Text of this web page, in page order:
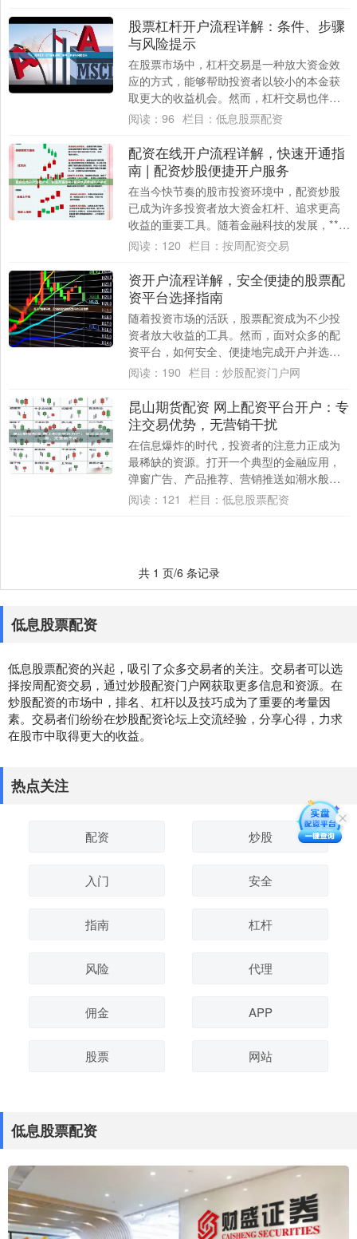
股票杠杆开户流程详解：条件、步骤
与风险提示
在股票市场中，杠杆交易是一种放大资金效
应的方式，能够帮助投资者以较小的本金获
取更大的收益机会。然而，杠杆交易也伴随
着较高的风险。本文将详细解析股票杠杆开
阅读： 96 栏目： 低息股票配资
配资在线开户流程详解，快速开通指
南 | 配资炒股便捷开户服务
在当今快节奏的股市投资环境中，配资炒股
已成为许多投资者放大资金杠杆、追求更高
收益的重要工具。随着金融科技的发展，**配
资在线开户**服务让这一过程变得更加便捷
阅读： 120 栏目： 按周配资交易
资开户流程详解，安全便捷的股票配
资平台选择指南
随着投资市场的活跃，股票配资成为不少投
资者放大收益的工具。然而，面对众多的配
资平台，如何安全、便捷地完成开户并选择
可靠平台炒股配资技巧，是投资者首要关注
阅读： 190 栏目： 炒股配资门户网
昆山期货配资 网上配资平台开户：专
注交易优势，无营销干扰
在信息爆炸的时代，投资者的注意力正成为
最稀缺的资源。打开一个典型的金融应用，
弹窗广告、产品推荐、营销推送如潮水般涌
来，交易界面反而成了被挤压的角落。当屏
阅读： 121 栏目： 低息股票配资
共 1 页/6 条记录
低息股票配资
低息股票配资的兴起，吸引了众多交易者的关注。交易者可以选
择按周配资交易，通过炒股配资门户网获取更多信息和资源。在
炒股配资的市场中，排名、杠杆以及技巧成为了重要的考量因
素。交易者们纷纷在炒股配资论坛上交流经验，分享心得，力求
在股市中取得更大的收益。
热点关注
配资 炒股
入门 安全
指南 杠杆
风险 代理
佣金 APP
股票 网站
低息股票配资